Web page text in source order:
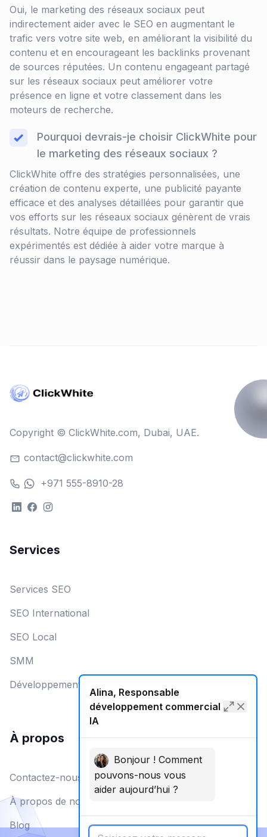
Oui, le marketing des réseaux sociaux peut
indirectement aider avec le SEO en augmentant le
trafic vers votre site web, en améliorant la visibilité du
contenu et en encourageant les backlinks provenant
de sources réputées. Un contenu engageant partagé
sur les réseaux sociaux peut améliorer votre
présence en ligne et votre classement dans les
moteurs de recherche.
Pourquoi devrais-je choisir ClickWhite pour
le marketing des réseaux sociaux ?
ClickWhite offre des stratégies personnalisées, une
création de contenu experte, une publicité payante
efficace et des analyses détaillées pour garantir que
vos efforts sur les réseaux sociaux génèrent de vrais
résultats. Notre équipe de professionnels
expérimentés est dédiée à aider votre marque à
réussir dans le paysage numérique.
Copyright © ClickWhite.com, Dubai, UAE.
contact@clickwhite.com
+971 555-8910-28
Services
Services SEO
SEO International
SEO Local
SMM
Développement Web
À propos
Contactez-nous
À propos de nous
Blog
Alina, Responsable
développement commercial
IA
Bonjour ! Comment
pouvons-nous vous
aider aujourd’hui ?